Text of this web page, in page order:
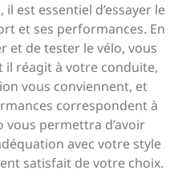
est essentiel d’essayer le
et ses performances. En
et de tester le vélo, vous
réagit à votre conduite,
vous conviennent, et
correspondent à
vous permettra d’avoir
avec votre style
satisfait de votre choix.